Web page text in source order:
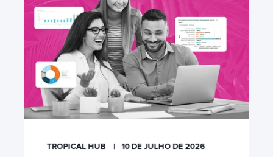
TROPICAL HUB
10 DE JULHO DE 2026